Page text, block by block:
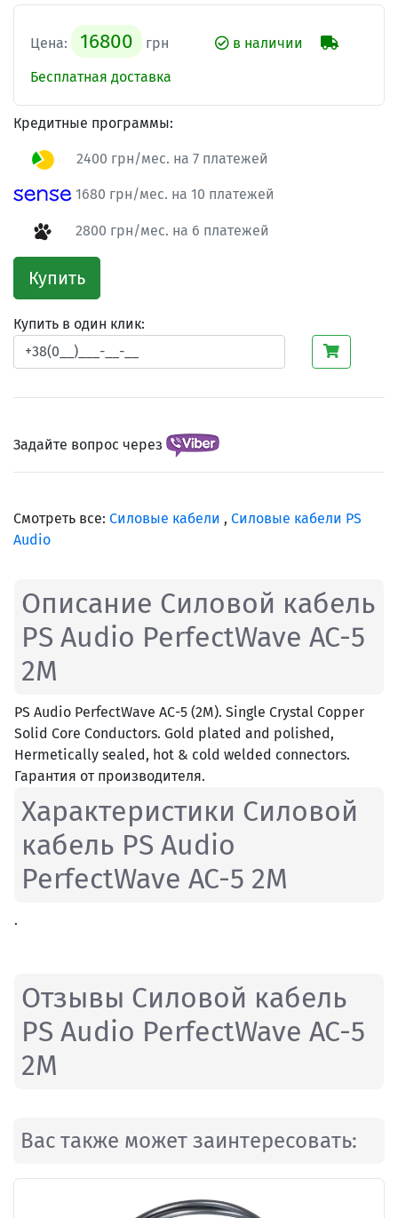
Цена: 16800 грн
в наличии
Бесплатная доставка
Кредитные программы:
2400 грн/мес. на 7 платежей
1680 грн/мес. на 10 платежей
2800 грн/мес. на 6 платежей
Купить
Купить в один клик:
Задайте вопрос через
Смотреть все: Силовые кабели , Силовые кабели PS
Audio
Описание Силовой кабель
PS Audio PerfectWave AC-5
2M
PS Audio PerfectWave AC-5 (2M). Single Crystal Copper
Solid Core Conductors. Gold plated and polished,
Hermetically sealed, hot & cold welded connectors.
Гарантия от производителя.
Характеристики Силовой
кабель PS Audio
PerfectWave AC-5 2M
.
Отзывы Силовой кабель
PS Audio PerfectWave AC-5
2M
Вас также может заинтересовать: